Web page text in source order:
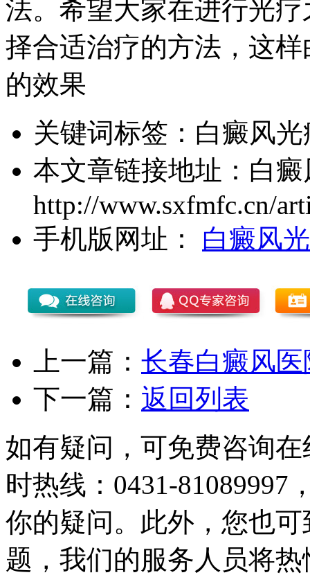
法。希望大家在进行光
择合适治疗的方法，这
的效果
关键词标签： 白癜风
本文章链接地址： 白
http://www.sxfmfc.cn/
手机版网址：
白癜风
上一篇： 长春白癜风
下一篇： 返回列表
如有疑问，可免费咨询
时热线：0431-81089997
你的疑问。此外，您也
题，我们的服务人员将